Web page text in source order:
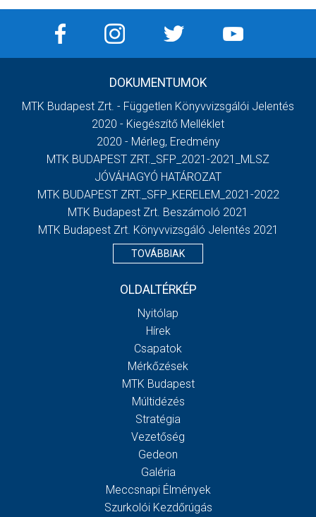
DOKUMENTUMOK
MTK Budapest Zrt. - Független Könyvvizsgálói Jelentés
2020 - Kiegészítő Melléklet
2020 - Mérleg, Eredmény
MTK BUDAPEST ZRT._SFP_2021-2021_MLSZ
JÓVÁHAGYÓ HATÁROZAT
MTK BUDAPEST ZRT._SFP_KERELEM_2021-2022
MTK Budapest Zrt. Beszámoló 2021
MTK Budapest Zrt. Könyvvizsgáló Jelentés 2021
TOVÁBBIAK
OLDALTÉRKÉP
Nyitólap
Hírek
Csapatok
Mérkőzések
MTK Budapest
Múltidézés
Stratégia
Vezetőség
Gedeon
Galéria
Meccsnapi Élmények
Szurkolói Kezdőrúgás